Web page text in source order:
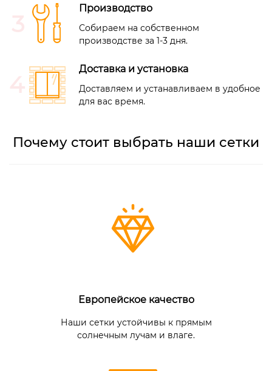
Производство
Собираем на собственном
производстве за 1-3 дня.
Доставка и установка
Доставляем и устанавливаем в удобное
для вас время.
Почему стоит выбрать наши сетки
Европейское качество
Наши сетки устойчивы к прямым
солнечным лучам и влаге.